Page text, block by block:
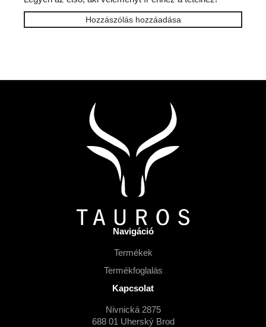
Hozzászólás hozzáadása
Navigáció
Termékek
Termékfoglalás
Kapcsolat
Nivnická 2875
688 01 Uherský Brod